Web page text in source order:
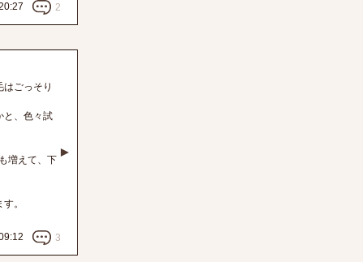
2
ごっそり
と、色々試
増えて、下
。
3